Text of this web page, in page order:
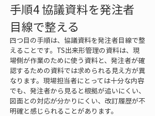
手順4 協議資料を発注者
目線で整える
四つ目の手順は、協議資料を発注者目線で整
えることです。TS出来形管理の資料は、現
場側が作業のために使う資料と、発注者が確
認するための資料では求められる見え方が異
なります。現場担当者にとっては十分な内容
でも、発注者から見ると根拠が追いにくい、
図面との対応が分かりにくい、改訂履歴が不
明確と感じられることがあります。